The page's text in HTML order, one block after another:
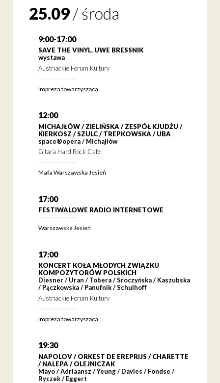
25.09/środa
9:00-17:00
SAVE THE VINYL. UWE BRESSNIK
wystawa
Austriackie Forum Kultury
Impreza towarzysząca
12:00
MICHAJŁÓW / ZIELIŃSKA / ZESPÓŁ KJUDŻU /
KIERKOSZ / SZULC / TREPKOWSKA / UBA
space®opera / Michajłów
Gitara Hard Rock Cafe
Mała Warszawska Jesień
17:00
FESTIWALOWE RADIO INTERNETOWE
Warszawska Jesień
17:00
KONCERT KOŁA MŁODYCH ZWIĄZKU
KOMPOZYTORÓW POLSKICH
Diesner / Uran / Tobera / Sroczyńska / Kaszubska
/ Pączkowska / Panufnik / Schulhoff
Austriackie Forum Kultury
Impreza towarzysząca
19:30
NAPOLOV / ORKEST DE EREPRIJS / CHARETTE
/ NALEPA / OLEJNICZAK
Mayo / Adriaansz / Yeung / Davies / Fondse /
Ryczek / Eggert